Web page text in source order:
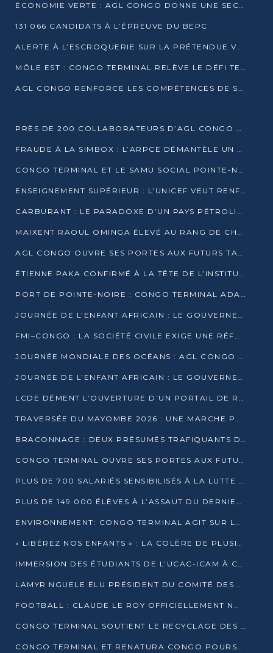
ÉCONOMIE VERTE : AGL CONGO DONNE UNE SECONDE VIE À SES DÉCHETS INDUSTRIELS
131 066 CANDIDATS À L’ÉPREUVE DU BEPC
ALERTE À L’ESCROQUERIE SUR LA PRÉTENDUE VENTE DE PARCELLES AFAT
MÔLE EST : CONGO TERMINAL RELÈVE LE DÉFI TECHNIQUE DES SABLES BITUMINEUX
AGL CONGO RENFORCE LES COMPÉTENCES DE SES ÉQUIPES AVEC LA CERTIFICATION CACES® R483
PRÈS DE 200 COLLABORATEURS D’AGL CONGO EN FORMATION JUSQU’EN JUILLET
FRAUDE À LA SIMBOX : L’ARPCE DÉMANTÈLE UN RÉSEAU UTILISANT DES CARTES SIM OUGANDAISES
CONGO TERMINAL ET LE SAMU SOCIAL POINTE-NOIRE RENOUVELLENT LEUR PARTENARIAT EN FAVEUR DES JEUNES VULNÉRABLES
ENSEIGNEMENT SUPÉRIEUR : L’UNICEF VEUT RENFORCER LA RECHERCHE SUR LES QUESTIONS DE L’ENFANCE
CARBURANT : LE PARADOXE D’UN PAYS PÉTROLIER CONFRONTÉ À DES PÉNURIES RÉCURRENTES
MAIXENT RAOUL OMINGA ÉLEVÉ AU RANG DE CHEVALIER DE L’ORDRE DE L’AMITIÉ ENTRE LA RUSSIE ET LE CONGO
AGL CONGO OUVRE SES PORTES AUX FUTURS TALENTS DE LA LOGISTIQUE
ÉTIENNE PAKA CONFIRMÉ À LA TÊTE DE L’INSTITUT GÉOGRAPHIQUE NATIONAL
PORT DE POINTE-NOIRE : CONGO TERMINAL ADAPTE SON DRAGAGE AUX SABLES BITUMINEUX
JOURNÉE DE L’ENFANT AFRICAIN : LE GOUVERNEMENT RÉAFFIRME SON ENGAGEMENT POUR L’ACCÈS À L’EAU ET À L’ASSAINISSEMENT
FMI–CONGO : LA SOCIÉTÉ CIVILE EXIGE UNE RÉFORME DE LA FISCALITÉ PÉTROLIÈRE
JOURNÉE MONDIALE DES OCÉANS : AGL CONGO MOBILISE SES COLLABORATEURS POUR LA PRÉSERVATION DE LA BIODIVERSITÉ MARINE
JOURNÉE DE L’ENFANT AFRICAIN : LE GOUVERNEMENT MOBILISÉ POUR L’HYGIÈNE DANS LES ORPHELINATS
LCDE DÉMENT L’OUVERTURE D’UN PORTAIL DE RECRUTEMENT ET APPELLE À LA VIGILANCE
TRAVERSÉE DU MAYOMBE 2026 : UNE MARCHE POUR SENSIBILISER ET DÉPISTER AU DIABÈTE
BRACONNAGE : DEUX PRÉSUMÉS TRAFIQUANTS D’HIPPOPOTAME ÉCROUÉS À BRAZZAVILLE
CONGO TERMINAL OUVRE SES PORTES AUX FUTURS INGÉNIEURS DE L’UCAC-ICAM
PLUS DE 700 SALARIÉS SENSIBILISÉS À LA LUTTE CONTRE LA TUBERCULOSE À CONGO TERMINAL
PLUS DE 149 000 ÉLÈVES À L’ASSAUT DU DERNIER CEPE
ENVIRONNEMENT: CONGO TERMINAL AGIT SUR LE TERRAIN ET FORME LES PLUS JEUNES
« LIBÉREZ NOS ENFANTS » : LA COLÈRE DE PLUSIEURS MÈRES À BRAZZAVILLE CONTRE LA DGSP
IMMERSION DES ÉTUDIANTS DE L’UCAC-ICAM À CONGO TERMINAL
LAMYR NGUELE ÉLU PRÉSIDENT DU COMITÉ DES MEMBRES D’HONNEUR DU PCT
FOOTBALL : CLAUDE LE ROY OFFICIELLEMENT NOMMÉ SÉLECTIONNEUR DU CONGO
CONGO TERMINAL SOUTIENT LE RECYCLAGE DES DÉCHETS PLASTIQUES À POINTE-NOIRE
CONGO TERMINAL ET RENATURA CONGO POURSUIVENT LEUR COMBAT POUR LA BIODIVERSITÉ